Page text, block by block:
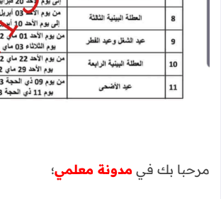
مرحبا بك في مدونة معلمي؛